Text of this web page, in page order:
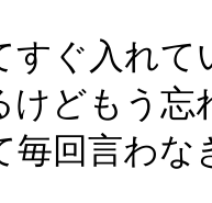
すぐ入れ
けどもう忘
毎回言わ